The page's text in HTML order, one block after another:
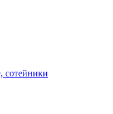
сотейники